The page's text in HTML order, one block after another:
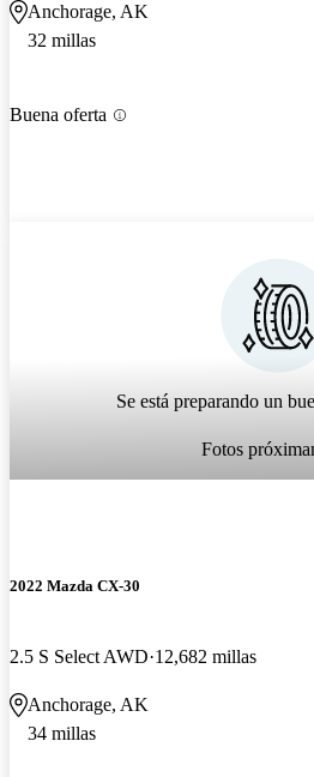
Anchorage, AK
32 millas
Buena oferta
Se está preparando un
Fotos
2022 Mazda CX-30
2.5 S Select AWD 12,682 millas
Anchorage, AK
34 millas